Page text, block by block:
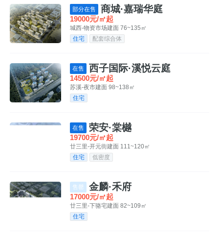
部分在售 商城·嘉瑞华庭
19000元/㎡起
城西-物资市场建面 76~135㎡
住宅
配套综合体
在售 西子国际·溪悦云庭
14500元/㎡起
苏溪-夜市建面 98~138㎡
住宅
在售 荣安·棠樾
19700元/㎡起
廿三里-开元街建面 111~120㎡
住宅
低密度
售罄 金麟·禾府
17000元/㎡起
廿三里-下骆宅建面 82~109㎡
住宅